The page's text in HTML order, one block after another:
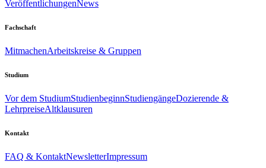
VeröffentlichungenNews
Fachschaft
MitmachenArbeitskreise & Gruppen
Studium
Vor dem StudiumStudienbeginnStudiengängeDozierende &
LehrpreiseAltklausuren
Kontakt
FAQ & KontaktNewsletterImpressum